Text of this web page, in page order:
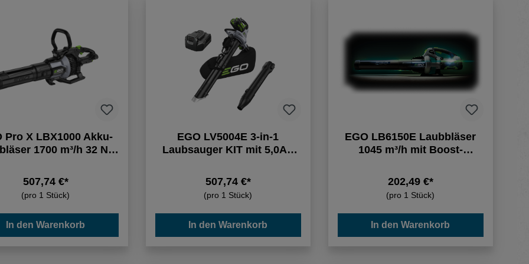
Pro X LBX1000 Akku-
1700 m³/h 32 Nm
507,74 €*
(pro 1 Stück)
In den Warenkorb
EGO LV5004E 3-in-1
Laubsauger KIT mit 5,0Ah
507,74 €*
(pro 1 Stück)
In den Warenkorb
EGO LB6150E Laubbläser
1045 m³/h mit Boost-
202,49 €*
(pro 1 Stück)
In den Warenkorb